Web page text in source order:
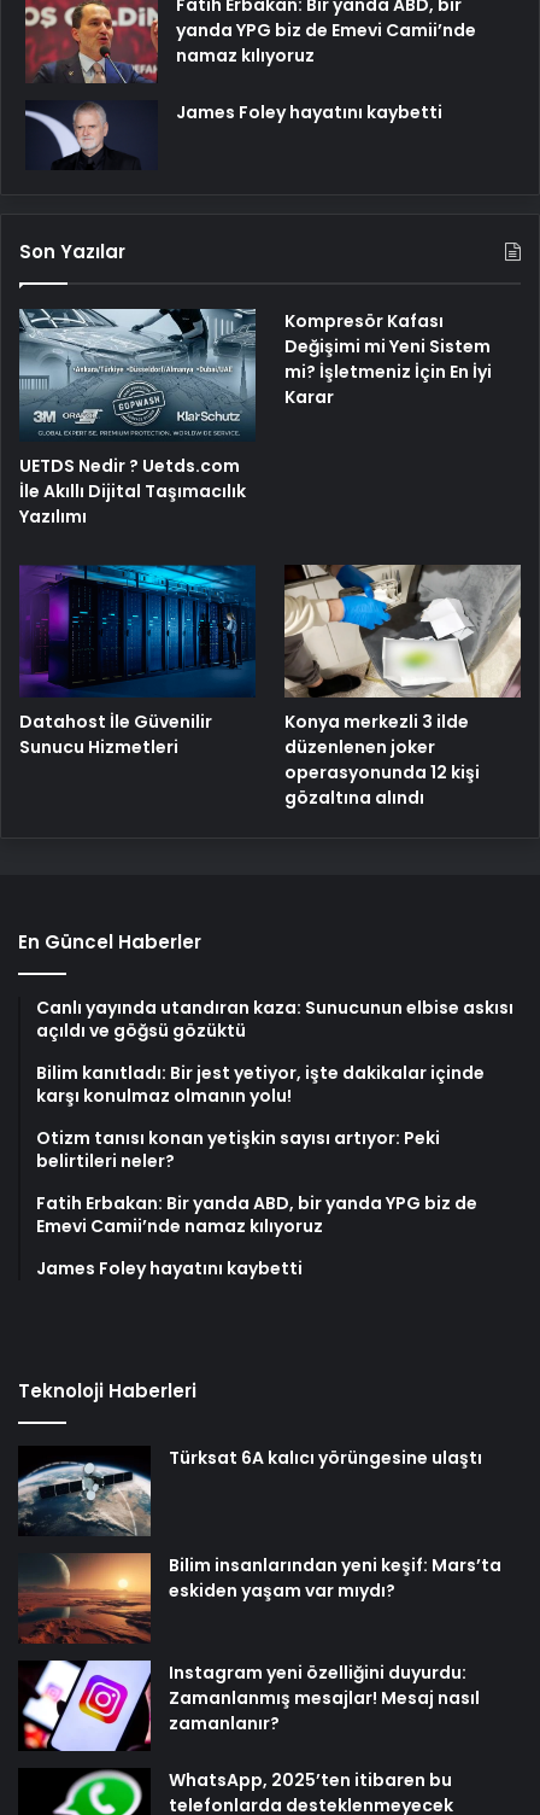
Fatih Erbakan: Bir yanda ABD, bir
yanda YPG biz de Emevi Camii’nde
namaz kılıyoruz
James Foley hayatını kaybetti
Son Yazılar
UETDS Nedir ? Uetds.com
İle Akıllı Dijital Taşımacılık
Yazılımı
Kompresör Kafası
Değişimi mi Yeni Sistem
mi? İşletmeniz İçin En İyi
Karar
Datahost İle Güvenilir
Sunucu Hizmetleri
Konya merkezli 3 ilde
düzenlenen joker
operasyonunda 12 kişi
gözaltına alındı
En Güncel Haberler
Canlı yayında utandıran kaza: Sunucunun elbise askısı
açıldı ve göğsü gözüktü
Bilim kanıtladı: Bir jest yetiyor, işte dakikalar içinde
karşı konulmaz olmanın yolu!
Otizm tanısı konan yetişkin sayısı artıyor: Peki
belirtileri neler?
Fatih Erbakan: Bir yanda ABD, bir yanda YPG biz de
Emevi Camii’nde namaz kılıyoruz
James Foley hayatını kaybetti
Teknoloji Haberleri
Türksat 6A kalıcı yörüngesine ulaştı
Bilim insanlarından yeni keşif: Mars’ta
eskiden yaşam var mıydı?
Instagram yeni özelliğini duyurdu:
Zamanlanmış mesajlar! Mesaj nasıl
zamanlanır?
WhatsApp, 2025’ten itibaren bu
telefonlarda desteklenmeyecek